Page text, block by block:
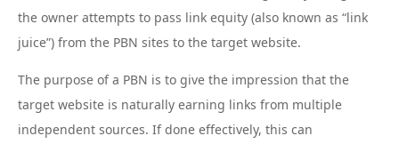
the owner attempts to pass link equity (also known as “link
juice”) from the PBN sites to the target website.
The purpose of a PBN is to give the impression that the
target website is naturally earning links from multiple
independent sources. If done effectively, this can